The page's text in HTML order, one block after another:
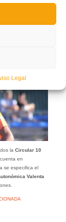
Legal
la Circular 10
en
se especifica el
Valenta